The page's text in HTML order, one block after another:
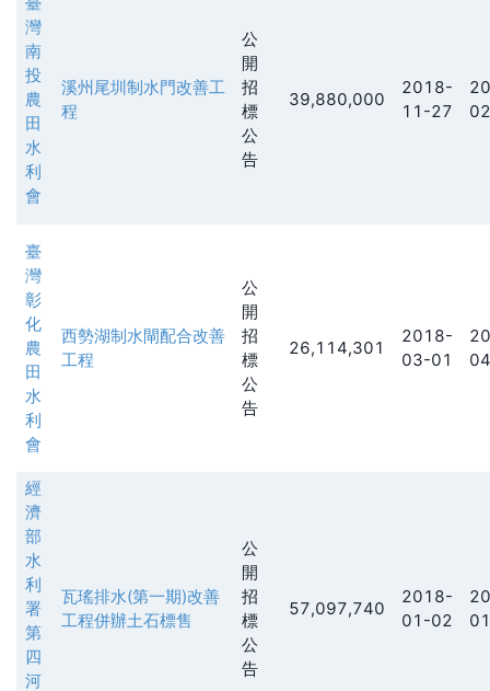
灣
南
投
農
田
水
利
會
溪州尾圳制水門改善工
程
公
開
招
標
公
告
39,880,000
2018-
11-27
臺
灣
彰
化
農
田
水
利
會
西勢湖制水閘配合改善
工程
公
開
招
標
公
告
26,114,301
2018-
03-01
經
濟
部
水
利
署
第
四
河
瓦瑤排水(第一期)改善
工程併辦土石標售
公
開
招
標
公
告
57,097,740
2018-
01-02